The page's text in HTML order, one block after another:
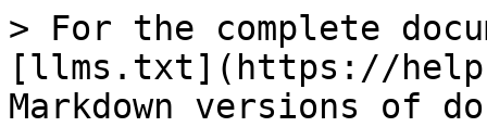
> For the complete
[llms.txt](https://
Markdown versions of